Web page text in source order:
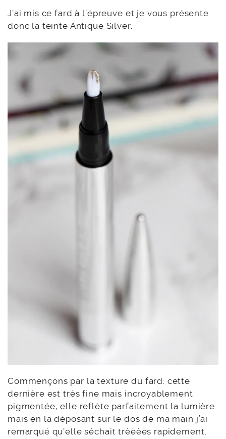
J’ai mis ce fard à l’épreuve et je vous présente
donc la teinte Antique Silver.
Commençons par la texture du fard: cette
dernière est très fine mais incroyablement
pigmentée, elle reflète parfaitement la lumière
mais en la déposant sur le dos de ma main j’ai
remarqué qu’elle séchait trèèèès rapidement.